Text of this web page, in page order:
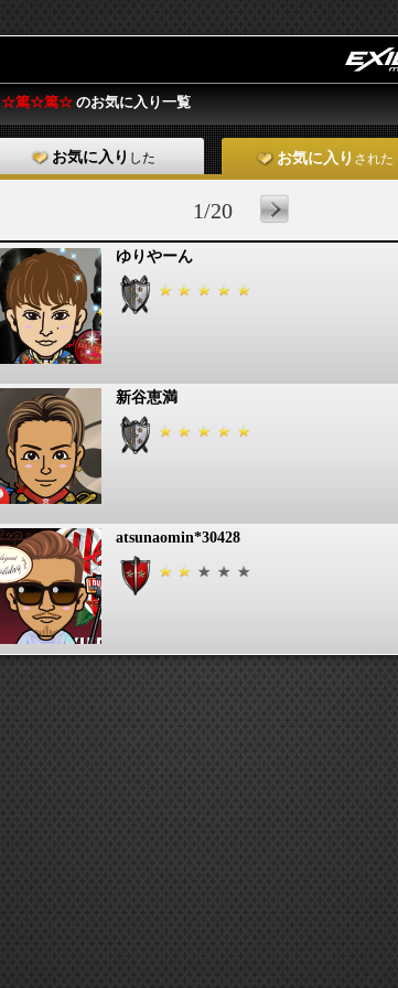
☆篤☆篤☆ のお気に入り一覧
お気に入り した お気に入り された
1/20
ゆりやーん
新谷恵満
atsunaomin*30428